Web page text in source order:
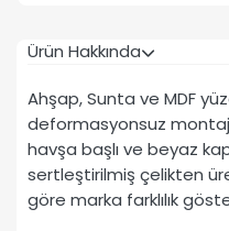
Ürün Hakkında
Ahşap, Sunta ve MDF
deformasyonsuz montaj
havşa başlı ve beyaz
sertleştirilmiş çelikten
göre marka farklılık